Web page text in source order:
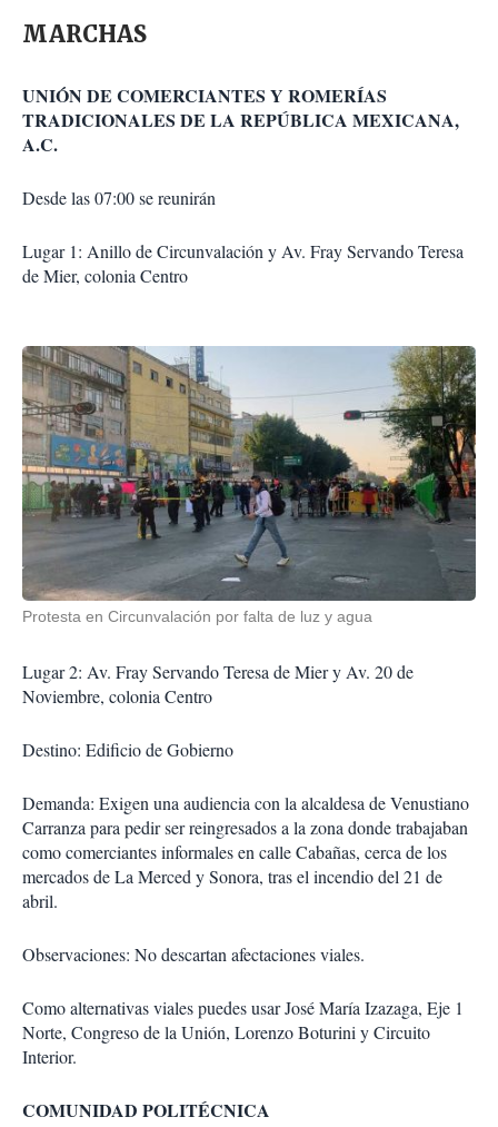
MARCHAS
UNIÓN DE COMERCIANTES Y ROMERÍAS
TRADICIONALES DE LA REPÚBLICA MEXICANA,
A.C.
Desde las 07:00 se reunirán
Lugar 1: Anillo de Circunvalación y Av. Fray Servando Teresa
de Mier, colonia Centro
Protesta en Circunvalación por falta de luz y agua
Lugar 2: Av. Fray Servando Teresa de Mier y Av. 20 de
Noviembre, colonia Centro
Destino: Edificio de Gobierno
Demanda: Exigen una audiencia con la alcaldesa de Venustiano
Carranza para pedir ser reingresados a la zona donde trabajaban
como comerciantes informales en calle Cabañas, cerca de los
mercados de La Merced y Sonora, tras el incendio del 21 de
abril.
Observaciones: No descartan afectaciones viales.
Como alternativas viales puedes usar José María Izazaga, Eje 1
Norte, Congreso de la Unión, Lorenzo Boturini y Circuito
Interior.
COMUNIDAD POLITÉCNICA